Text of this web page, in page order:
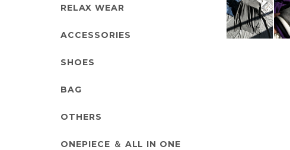
RELAX WEAR
ACCESSORIES
SHOES
BAG
OTHERS
ONEPIECE ＆ ALL IN ONE